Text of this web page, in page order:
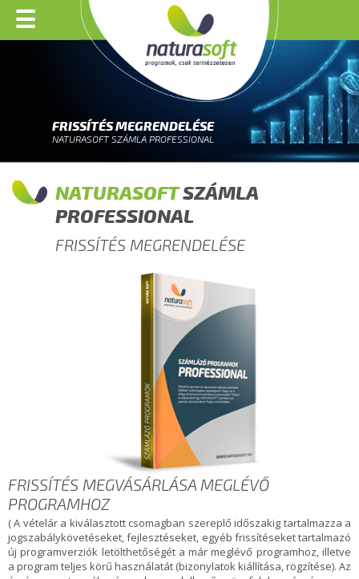
☰
FRISSÍTÉS MEGRENDELÉSE
NATURASOFT SZÁMLA PROFESSIONAL
NATURASOFTSZÁMLA
PROFESSIONAL
FRISSÍTÉS MEGRENDELÉSE
FRISSÍTÉS MEGVÁSÁRLÁSA MEGLÉVŐ
PROGRAMHOZ
( A vételár a kiválasztott csomagban szereplő időszakig tartalmazza a
jogszabálykövetéseket, fejlesztéseket, egyéb frissítéseket tartalmazó
új programverziók letölthetőségét a már meglévő programhoz, illetve
a program teljes körű használatát (bizonylatok kiállítása, rögzítése). Az